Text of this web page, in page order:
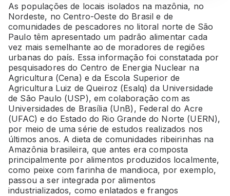
As populações de locais isolados na mazônia, no
Nordeste, no Centro-Oeste do Brasil e de
comunidades de pescadores no litoral norte de São
Paulo têm apresentado um padrão alimentar cada
vez mais semelhante ao de moradores de regiões
urbanas do país. Essa informação foi constatada por
pesquisadores do Centro de Energia Nuclear na
Agricultura (Cena) e da Escola Superior de
Agricultura Luiz de Queiroz (Esalq) da Universidade
de São Paulo (USP), em colaboração com as
Universidades de Brasília (UnB), Federal do Acre
(UFAC) e do Estado do Rio Grande do Norte (UERN),
por meio de uma série de estudos realizados nos
últimos anos. A dieta de comunidades ribeirinhas na
Amazônia brasileira, que antes era composta
principalmente por alimentos produzidos localmente,
como peixe com farinha de mandioca, por exemplo,
passou a ser integrada por alimentos
industrializados, como enlatados e frangos